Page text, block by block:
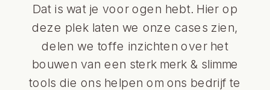
Dat is wat je voor ogen hebt. Hier op
deze plek laten we onze cases zien,
delen we toffe inzichten over het
bouwen van een sterk merk & slimme
tools die ons helpen om ons bedrijf te